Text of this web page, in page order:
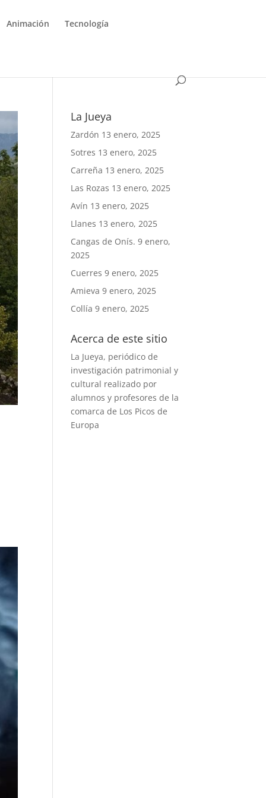
Animación Tecnología
La Jueya
Zardón 13 enero, 2025
Sotres 13 enero, 2025
Carreña 13 enero, 2025
Las Rozas 13 enero, 2025
Avín 13 enero, 2025
Llanes 13 enero, 2025
Cangas de Onís. 9 enero,
2025
Cuerres 9 enero, 2025
Amieva 9 enero, 2025
Collía 9 enero, 2025
Acerca de este sitio
La Jueya, periódico de
investigación patrimonial y
cultural realizado por
alumnos y profesores de la
comarca de Los Picos de
Europa